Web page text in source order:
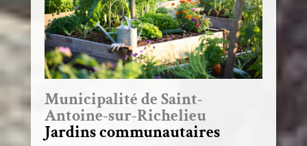
Municipalité de Saint-
Antoine-sur-Richelieu
Jardins communautaires